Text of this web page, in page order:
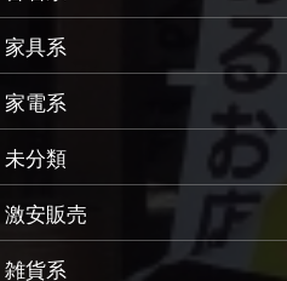
家具系
家電系
未分類
激安販売
雑貨系